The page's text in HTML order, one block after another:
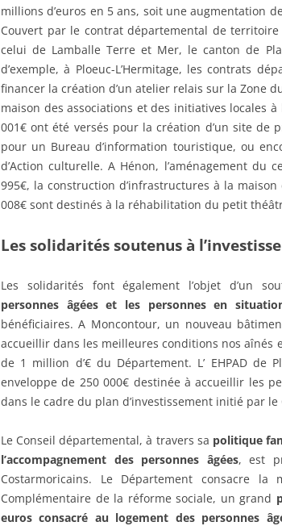
millions d’euros en 5 ans, soit une augmentation
Couvert par le contrat départemental de
celui de Lamballe Terre et Mer, le canton de
d’exemple, à Ploeuc-L’Hermitage, les contrats
financer la création d’un atelier relais sur la Zone
maison des associations et des initiatives locales
001€ ont été versés pour la création d’un site de
pour un Bureau d’information touristique, ou
d’Action culturelle. A Hénon, l’aménagement du
995€, la construction d’infrastructures à la
008€ sont destinés à la réhabilitation du petit
Les solidarités soutenus à
Les solidarités font également l’objet d’un
personnes âgées et les personnes en
bénéficiaires. A Moncontour, un nouveau
accueillir dans les meilleures conditions nos aînés
de 1 million d’€ du Département. L’ EHPAD de
enveloppe de 250 000€ destinée à accueillir les
dans le cadre du plan d’investissement initié par
Le Conseil départemental, à travers sa politique
l’accompagnement des personnes âgées, est
Costarmoricains. Le Département consacre
Complémentaire de la réforme sociale, un grand
euros consacré au logement des personnes